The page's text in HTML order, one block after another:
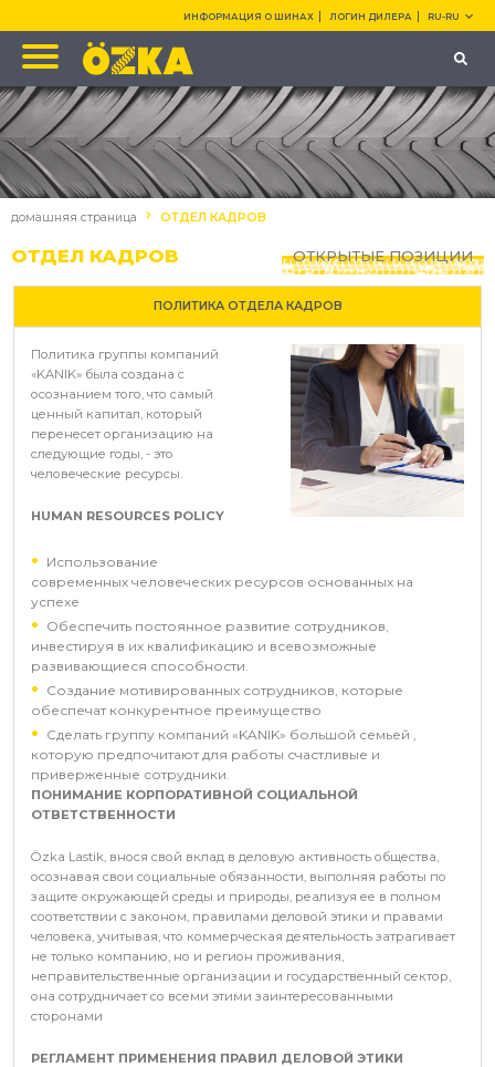
ИНФОРМАЦИЯ О ШИНАХ ЛОГИН ДИЛЕРА RU-RU
домашняя страница ОТДЕЛ КАДРОВ
ОТДЕЛ КАДРОВ ОТКРЫТЫЕ ПОЗИЦИИ
ПОЛИТИКА ОТДЕЛА КАДРОВ
Политика группы компаний
«KANIK» была создана с
осознанием того, что самый
ценный капитал, который
перенесет организацию на
следующие годы, - это
человеческие ресурсы.
HUMAN RESOURCES POLICY
Использование
современных человеческих ресурсов основанных на
успехе
Обеспечить постоянное развитие сотрудников,
инвестируя в их квалификацию и всевозможные
развивающиеся способности.
Создание мотивированных сотрудников, которые
обеспечат конкурентное преимущество
Сделать группу компаний «KANIK» большой семьей ,
которую предпочитают для работы счастливые и
приверженные сотрудники.
ПОНИМАНИЕ КОРПОРАТИВНОЙ СОЦИАЛЬНОЙ
ОТВЕТСТВЕННОСТИ
Özka Lastik, внося свой вклад в деловую активность общества,
осознавая свои социальные обязанности, выполняя работы по
защите окружающей среды и природы, реализуя ее в полном
соответствии с законом, правилами деловой этики и правами
человека, учитывая, что коммерческая деятельность затрагивает
не только компанию, но и регион проживания,
неправительственные организации и государственный сектор,
она сотрудничает со всеми этими заинтересованными
сторонами
РЕГЛАМЕНТ ПРИМЕНЕНИЯ ПРАВИЛ ДЕЛОВОЙ ЭТИКИ